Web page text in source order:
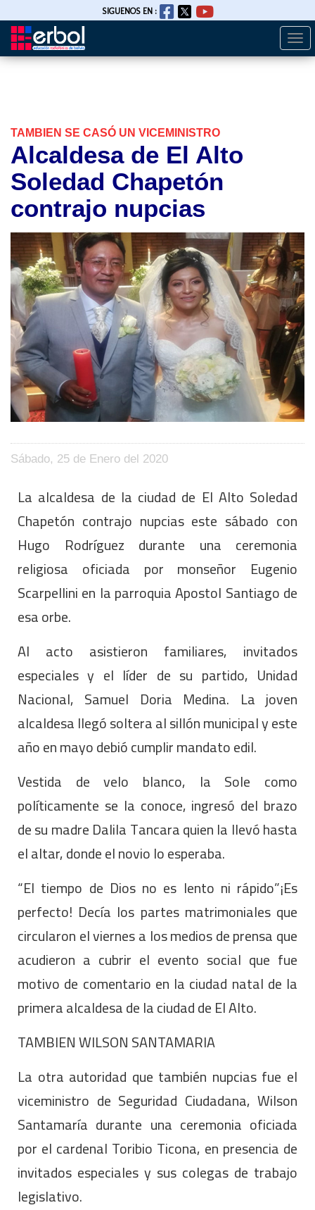
Pasar
SIGUENOS EN :
TAMBIEN SE CASÓ UN VICEMINISTRO
Alcaldesa de El Alto
Soledad Chapetón
contrajo nupcias
Sábado, 25 de Enero del 2020
La alcaldesa de la ciudad de El Alto Soledad
Chapetón contrajo nupcias este sábado con
Hugo Rodríguez durante una ceremonia
religiosa oficiada por monseñor Eugenio
Scarpellini en la parroquia Apostol Santiago de
esa orbe.
Al acto asistieron familiares, invitados
especiales y el líder de su partido, Unidad
Nacional, Samuel Doria Medina. La joven
alcaldesa llegó soltera al sillón municipal y este
año en mayo debió cumplir mandato edil.
Vestida de velo blanco, la Sole como
políticamente se la conoce, ingresó del brazo
de su madre Dalila Tancara quien la llevó hasta
el altar, donde el novio lo esperaba.
“El tiempo de Dios no es lento ni rápido”¡Es
perfecto! Decía los partes matrimoniales que
circularon el viernes a los medios de prensa que
acudieron a cubrir el evento social que fue
motivo de comentario en la ciudad natal de la
primera alcaldesa de la ciudad de El Alto.
TAMBIEN WILSON SANTAMARIA
La otra autoridad que también nupcias fue el
viceministro de Seguridad Ciudadana, Wilson
Santamaría durante una ceremonia oficiada
por el cardenal Toribio Ticona, en presencia de
invitados especiales y sus colegas de trabajo
legislativo.